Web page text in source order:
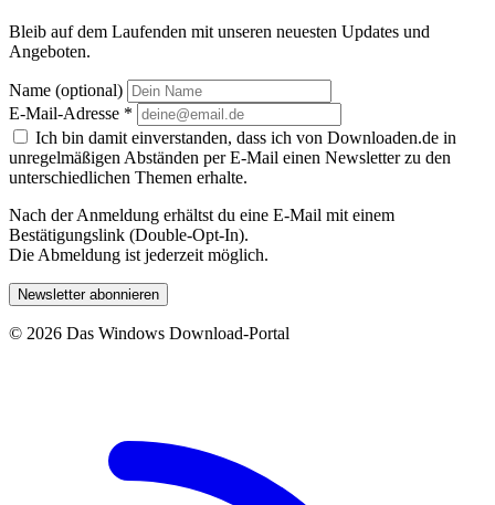
Bleib auf dem Laufenden mit unseren neuesten Updates und
Angeboten.
Name (optional)
E-Mail-Adresse *
Ich bin damit einverstanden, dass ich von Downloaden.de in
unregelmäßigen Abständen per E-Mail einen Newsletter zu den
unterschiedlichen Themen erhalte.
Nach der Anmeldung erhältst du eine E-Mail mit einem
Bestätigungslink (Double-Opt-In).
Die Abmeldung ist jederzeit möglich.
Newsletter abonnieren
© 2026 Das Windows Download-Portal